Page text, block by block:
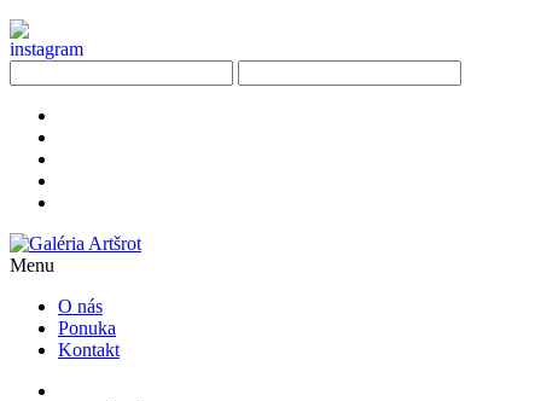
Menu
O nás
Ponuka
Kontakt